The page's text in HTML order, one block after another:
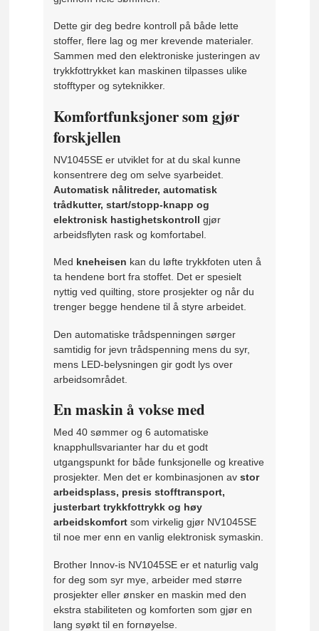
Dette gir deg bedre kontroll på både lette
stoffer, flere lag og mer krevende materialer.
Sammen med den elektroniske justeringen av
trykkfottrykket kan maskinen tilpasses ulike
stofftyper og syteknikker.
Komfortfunksjoner som gjør
forskjellen
NV1045SE er utviklet for at du skal kunne
konsentrere deg om selve syarbeidet.
Automatisk nålitreder, automatisk
trådkutter, start/stopp-knapp og
elektronisk hastighetskontroll gjør
arbeidsflyten rask og komfortabel.
Med kneheisen kan du løfte trykkfoten uten å
ta hendene bort fra stoffet. Det er spesielt
nyttig ved quilting, store prosjekter og når du
trenger begge hendene til å styre arbeidet.
Den automatiske trådspenningen sørger
samtidig for jevn trådspenning mens du syr,
mens LED-belysningen gir godt lys over
arbeidsområdet.
En maskin å vokse med
Med 40 sømmer og 6 automatiske
knapphullsvarianter har du et godt
utgangspunkt for både funksjonelle og kreative
prosjekter. Men det er kombinasjonen avstor
arbeidsplass, presis stofftransport,
justerbart trykkfottrykk og høy
arbeidskomfort som virkelig gjør NV1045SE
til noe mer enn en vanlig elektronisk symaskin.
Brother Innov-is NV1045SE er et naturlig valg
for deg som syr mye, arbeider med større
prosjekter eller ønsker en maskin med den
ekstra stabiliteten og komforten som gjør en
lang syøkt til en fornøyelse.